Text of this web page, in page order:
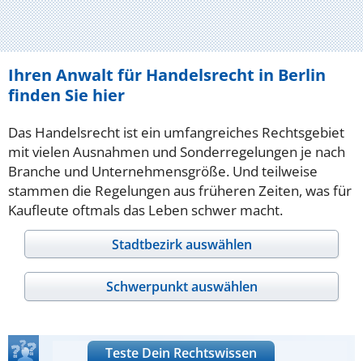
Ihren Anwalt für Handelsrecht in Berlin
finden Sie hier
Das Handelsrecht ist ein umfangreiches Rechtsgebiet
mit vielen Ausnahmen und Sonderregelungen je nach
Branche und Unternehmensgröße. Und teilweise
stammen die Regelungen aus früheren Zeiten, was für
Kaufleute oftmals das Leben schwer macht.
Stadtbezirk auswählen
Schwerpunkt auswählen
Teste Dein Rechtswissen